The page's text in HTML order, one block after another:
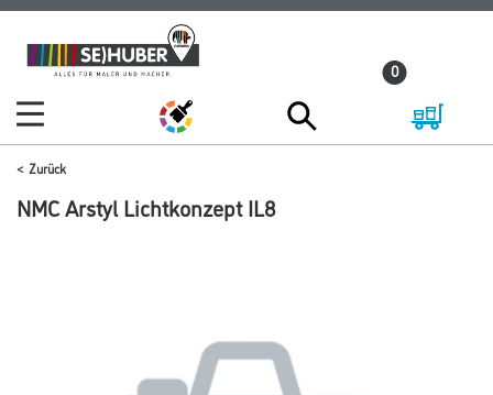
Zum
Inhalt
Zum
Navigationsmenü
0
Zurück
NMC Arstyl Lichtkonzept IL8